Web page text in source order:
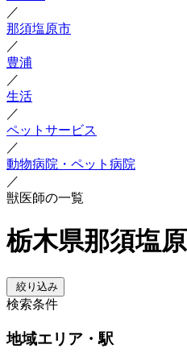
／
那須塩原市
／
豊浦
／
生活
／
ペットサービス
／
動物病院・ペット病院
／
獣医師の一覧
栃木県那須塩
絞り込み
検索条件
地域エリア・駅